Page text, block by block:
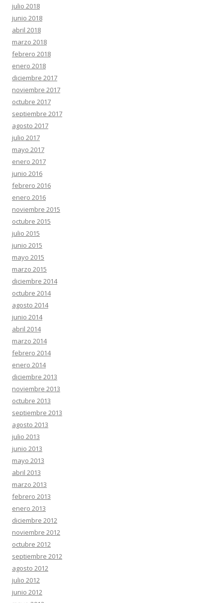
julio 2018
junio 2018
abril 2018
marzo 2018
febrero 2018
enero 2018
diciembre 2017
noviembre 2017
octubre 2017
septiembre 2017
agosto 2017
julio 2017
mayo 2017
enero 2017
junio 2016
febrero 2016
enero 2016
noviembre 2015
octubre 2015
julio 2015
junio 2015
mayo 2015
marzo 2015
diciembre 2014
octubre 2014
agosto 2014
junio 2014
abril 2014
marzo 2014
febrero 2014
enero 2014
diciembre 2013
noviembre 2013
octubre 2013
septiembre 2013
agosto 2013
julio 2013
junio 2013
mayo 2013
abril 2013
marzo 2013
febrero 2013
enero 2013
diciembre 2012
noviembre 2012
octubre 2012
septiembre 2012
agosto 2012
julio 2012
junio 2012